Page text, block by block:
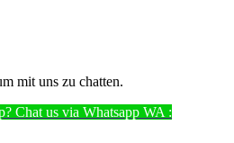
mit uns zu chatten.
Chat us via Whatsapp WA :